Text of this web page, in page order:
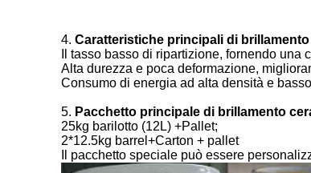
4. Caratteristiche principali di
Il tasso basso di ripartizione, fornendo
Alta durezza e poca deformazione,
Consumo di energia ad alta densità e basso
5. Pacchetto principale di brillamento
25kg barilotto (12L) +Pallet;
2*12.5kg barrel+Carton + pallet
Il pacchetto speciale può essere